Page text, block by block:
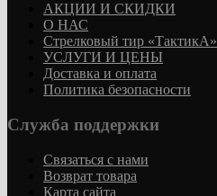
АКЦИИ И СКИДКИ
О НАС
Стрелковый тир «ТактикА»
УСЛУГИ И ЦЕНЫ
Доставка и оплата
Политика безопасности
Служба поддержки
Связаться с нами
Возврат товара
Карта сайта